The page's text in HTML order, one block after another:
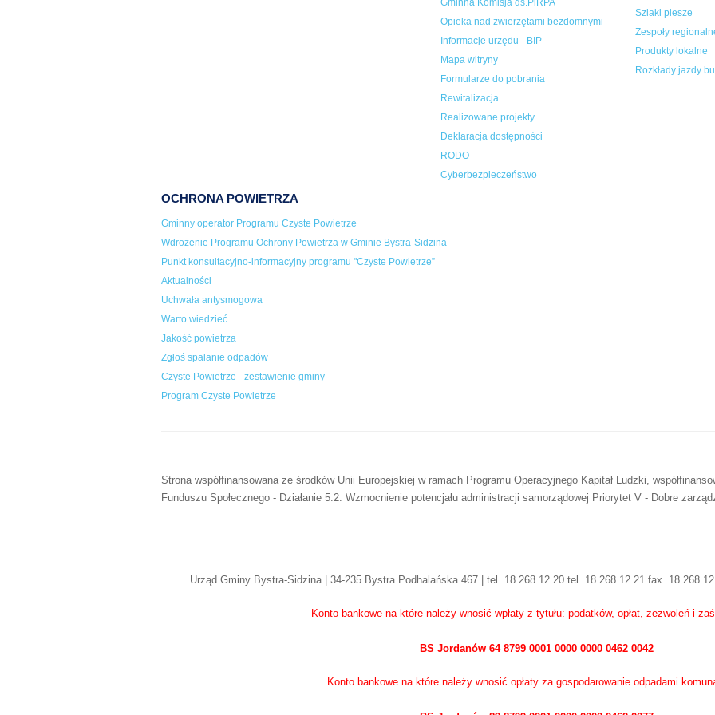
Gminna Komisja ds.PiRPA
Opieka nad zwierzętami bezdomnymi
Informacje urzędu - BIP
Mapa witryny
Formularze do pobrania
Rewitalizacja
Realizowane projekty
Deklaracja dostępności
RODO
Cyberbezpieczeństwo
Szlaki piesze
Zespoły
Produkty lokalne
Rozkłady jazdy
OCHRONA POWIETRZA
Gminny operator Programu Czyste Powietrze
Wdrożenie Programu Ochrony Powietrza w Gminie Bystra-Sidzina
Punkt konsultacyjno-informacyjny programu "Czyste Powietrze”
Aktualności
Uchwała antysmogowa
Warto wiedzieć
Jakość powietrza
Zgłoś spalanie odpadów
Czyste Powietrze - zestawienie gminy
Program Czyste Powietrze
Strona współfinansowana ze środków Unii Europejskiej w ramach Programu Operacyjnego Kapitał Ludzki,
Funduszu Społecznego - Działanie 5.2. Wzmocnienie potencjału administracji samorządowej Priorytet V - Dobre
Urząd Gminy Bystra-Sidzina | 34-235 Bystra Podhalańska 467 | tel. 18 268 12 20 tel. 18 268 12 21 fax. 18 268 12
Konto bankowe na które należy wnosić wpłaty z tytułu: podatków, opłat, zezwoleń i
BS Jordanów 64 8799 0001 0000 0000 0462 0042
Konto bankowe na które należy wnosić opłaty za gospodarowanie odpadami